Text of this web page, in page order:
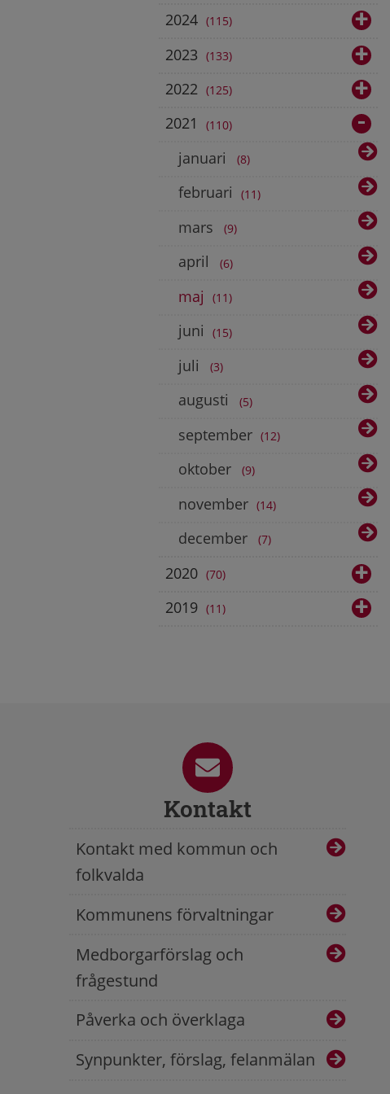
2024 115
2023 133
2022 125
2021 110
januari 8
februari 11
mars 9
april 6
maj 11
juni 15
juli 3
augusti 5
september 12
oktober 9
november 14
december 7
2020 70
2019 11
Kontakt
Kontakt med kommun och
folkvalda
Kommunens förvaltningar
Medborgarförslag och
frågestund
Påverka och överklaga
Synpunkter, förslag, felanmälan